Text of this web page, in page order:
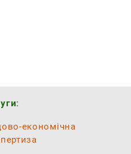
економічна